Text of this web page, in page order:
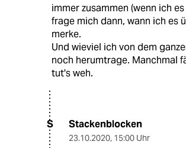
immer zusammen (wenn ich
frage mich dann, wann ich es
merke.
Und wieviel ich von dem
noch herumtrage. Manchmal
tut's weh.
S Stackenblocken
23.10.2020, 15:00 Uhr